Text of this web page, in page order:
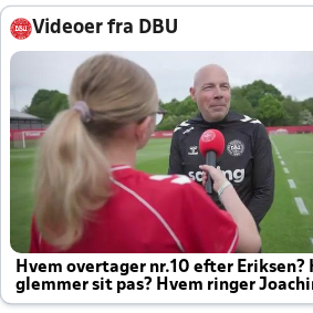
Videoer fra DBU
Hvem overtager nr.10 efter Eriksen?
glemmer sit pas? Hvem ringer
altid til efter kampe?